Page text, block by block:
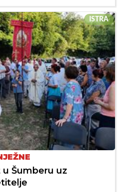
ISTRA
Šumberu uz